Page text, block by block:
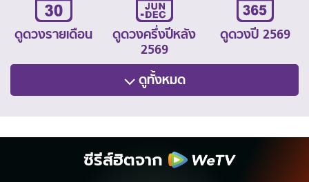
ดูดวงรายเดือน
ดูดวงครึ่งปีหลัง
2569
ดูดวงปี 2569
ดูทั้งหมด
ซีรีส์ฮิตจาก